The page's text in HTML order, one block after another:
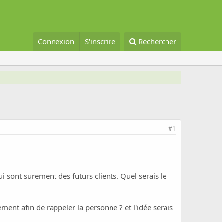
Connexion S'inscrire Rechercher
#1
sont surement des futurs clients. Quel serais le
afin de rappeler la personne ? et l'idée serais